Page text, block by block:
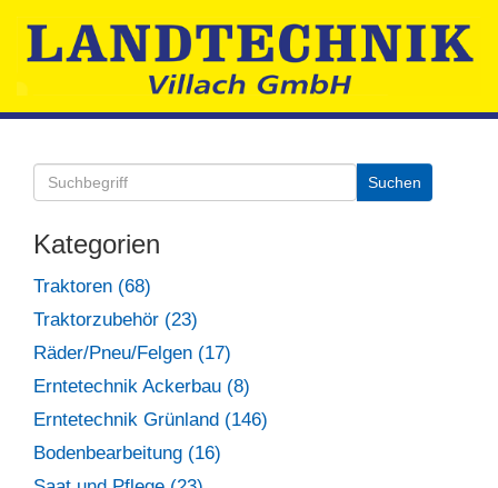
Kategorien
Traktoren (68)
Traktorzubehör (23)
Räder/Pneu/Felgen (17)
Erntetechnik Ackerbau (8)
Erntetechnik Grünland (146)
Bodenbearbeitung (16)